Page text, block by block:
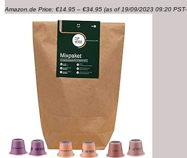
Amazon.de Price: €14.95 – €34.95
Preisspanne:
€14.95
€34.95
(as of 19/09/2023 09:20 PST-